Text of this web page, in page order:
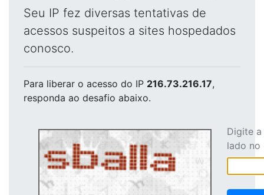
Seu IP fez diversas tentativas de
acessos suspeitos a sites hospedados
conosco.
Para liberar o acesso do IP 216.73.216.17,
responda ao desafio abaixo.
Digite
lado no